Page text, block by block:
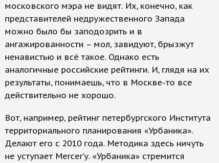
московского мэра не видят. Их, конечно, как
представителей недружественного Запада
можно было бы заподозрить и в
ангажированности – мол, завидуют, брызжут
ненавистью и всё такое. Однако есть
аналогичные российские рейтинги. И, глядя на их
результаты, понимаешь, что в Москве-то все
действительно не хорошо.
Вот, например, рейтинг петербургского Института
территориального планирования «Урбаника».
Делают его с 2010 года. Методика здесь ничуть
не уступает Mercer’у. «Урбаника» стремится